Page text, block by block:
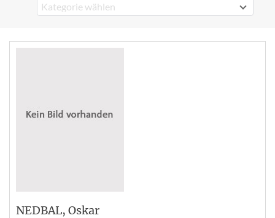
Kategorie wählen
NEDBAL, Oskar